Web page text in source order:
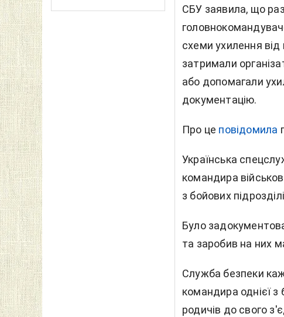
СБУ заявила, що
схеми ухилення від
затримали
або допомагали
документацію.
Про це повідомила
Українська
командира
з бойових
Було
та заробив на них
Служба безпеки
командира однієї
родичів до свого